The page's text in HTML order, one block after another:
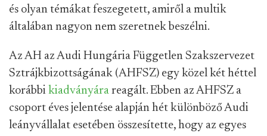
és olyan témákat feszegetett, amiről a multik
általában nagyon nem szeretnek beszélni.
Az AH az Audi Hungária Független Szakszervezet
Sztrájkbizottságának (AHFSZ) egy közel két héttel
korábbi kiadványára reagált. Ebben az AHFSZ a
csoport éves jelentése alapján hét különböző Audi
leányvállalat esetében összesítette, hogy az egyes